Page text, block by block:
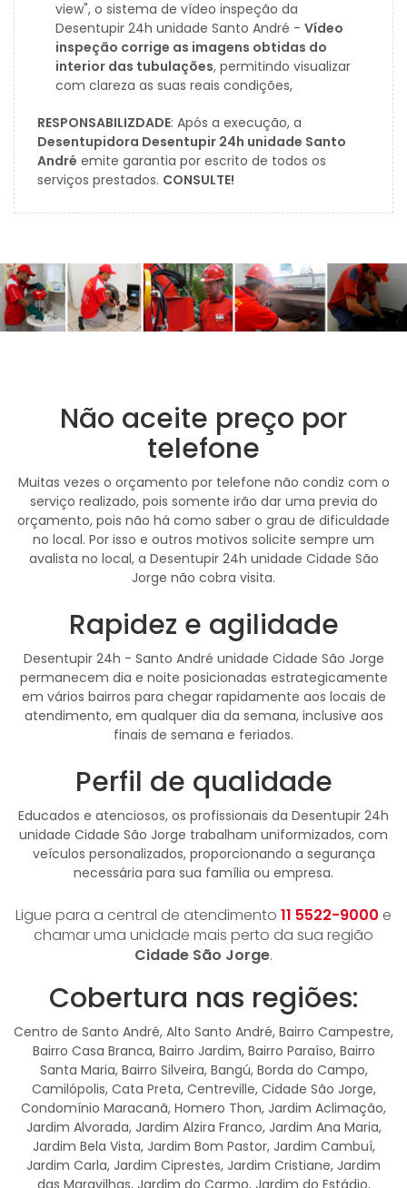
view", o sistema de vídeo inspeção da
Desentupir 24h unidade Santo André - Vídeo
inspeção corrige as imagens obtidas do
interior das tubulações, permitindo visualizar
com clareza as suas reais condições,
RESPONSABILIZDADE: Após a execução, a
Desentupidora Desentupir 24h unidade Santo
André emite garantia por escrito de todos os
serviços prestados. CONSULTE!
Não aceite preço por
telefone
Muitas vezes o orçamento por telefone não condiz com o
serviço realizado, pois somente irão dar uma previa do
orçamento, pois não há como saber o grau de dificuldade
no local. Por isso e outros motivos solicite sempre um
avalista no local, a Desentupir 24h unidade Cidade São
Jorge não cobra visita.
Rapidez e agilidade
Desentupir 24h - Santo André unidade Cidade São Jorge
permanecem dia e noite posicionadas estrategicamente
em vários bairros para chegar rapidamente aos locais de
atendimento, em qualquer dia da semana, inclusive aos
finais de semana e feriados.
Perfil de qualidade
Educados e atenciosos, os profissionais da Desentupir 24h
unidade Cidade São Jorge trabalham uniformizados, com
veículos personalizados, proporcionando a segurança
necessária para sua família ou empresa.
Ligue para a central de atendimento 11 5522-9000 e
chamar uma unidade mais perto da sua região
Cidade São Jorge.
Cobertura nas regiões:
Centro de Santo André, Alto Santo André, Bairro Campestre,
Bairro Casa Branca, Bairro Jardim, Bairro Paraíso, Bairro
Santa Maria, Bairro Silveira, Bangú, Borda do Campo,
Camilópolis, Cata Preta, Centreville, Cidade São Jorge,
Condomínio Maracanã, Homero Thon, Jardim Aclimação,
Jardim Alvorada, Jardim Alzira Franco, Jardim Ana Maria,
Jardim Bela Vista, Jardim Bom Pastor, Jardim Cambuí,
Jardim Carla, Jardim Ciprestes, Jardim Cristiane, Jardim
das Maravilhas, Jardim do Carmo, Jardim do Estádio,